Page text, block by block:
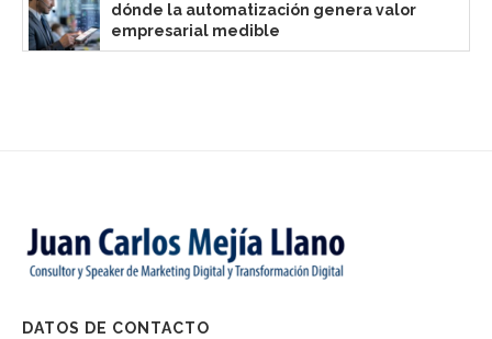
dónde la automatización genera valor
empresarial medible
DATOS DE CONTACTO